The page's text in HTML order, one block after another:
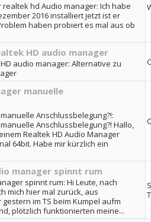
realtek hd Audio manager: Ich habe
2016 installiert jetzt ist er
haben probiert es mal aus ob
HD audio manager
audio manager: Alternative zu
manuelle
Anschlussbelegung?!:
Anschlussbelegung?! Hallo,
Realtek HD Audio Manager
64bit. Habe mir kürzlich ein
manager spinnt rum
spinnt rum: Hi Leute, nach
mich hier mal zurück, aus
im TS beim Kumpel aufm
plötzlich funktionierten meine...